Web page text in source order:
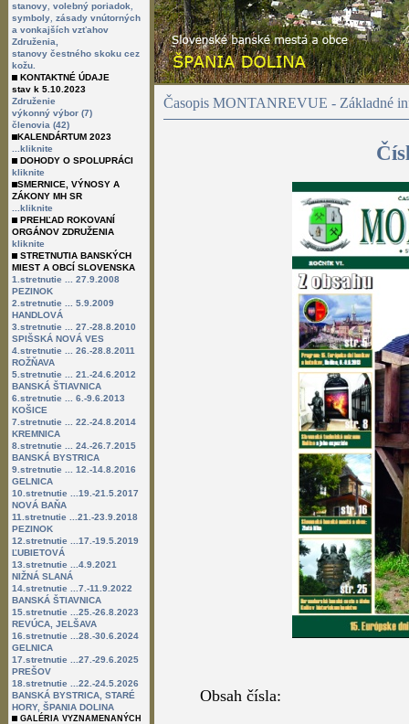
stanovy volebný poriadok
symboly zásady vnútorných
a vonkajších vzťahov
Združenia,
stanovy čestného skoku cez
kožu.
KONTAKTNÉ ÚDAJE
stav k 5.10.2023
Združenie
výkonný výbor (7)
členovia (42)
KALENDÁRTUM 2023
...kliknite
DOHODY O SPOLUPRÁCI
kliknite
SMERNICE, VÝNOSY A
ZÁKONY MH SR
...kliknite
PREHĽAD ROKOVANÍ
ORGÁNOV ZDRUŽENIA
kliknite
STRETNUTIA BANSKÝCH
MIEST A OBCÍ SLOVENSKA
1.stretnutie ... 27.9.2008
PEZINOK
2.stretnutie ... 5.9.2009
HANDLOVÁ
3.stretnutie ... 27.-28.8.2010
SPIŠSKÁ NOVÁ VES
4.stretnutie ... 26.-28.8.2011
ROŽŇAVA
5.stretnutie ... 21.-24.6.2012
BANSKÁ ŠTIAVNICA
6.stretnutie ... 6.-9.6.2013
KOŠICE
7.stretnutie ... 22.-24.8.2014
KREMNICA
8.stretnutie ... 24.-26.7.2015
BANSKÁ BYSTRICA
9.stretnutie ... 12.-14.8.2016
GELNICA
10.stretnutie ...19.-21.5.2017
NOVÁ BAŇA
11.stretnutie ...21.-23.9.2018
PEZINOK
12.stretnutie ...17.-19.5.2019
ĽUBIETOVÁ
13.stretnutie ...4.9.2021
NIŽNÁ SLANÁ
14.stretnutie ...7.-11.9.2022
BANSKÁ ŠTIAVNICA
15.stretnutie ...25.-26.8.2023
REVÚCA, JELŠAVA
16.stretnutie ...28.-30.6.2024
GELNICA
17.stretnutie ...27.-29.6.2025
PREŠOV
18.stretnutie ...22.-24.5.2026
BANSKÁ BYSTRICA, STARÉ
HORY, ŠPANIA DOLINA
GALÉRIA VYZNAMENANÝCH
Časopis MONTANREVUE - Základné
Obsah čísla: